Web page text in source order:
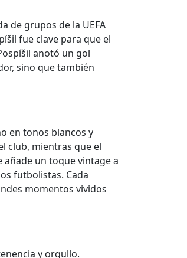
de grupos de la UEFA
fue clave para que el
anotó un gol
sino que también
en tonos blancos y
club, mientras que el
un toque vintage a
futbolistas. Cada
momentos vividos
y orgullo.